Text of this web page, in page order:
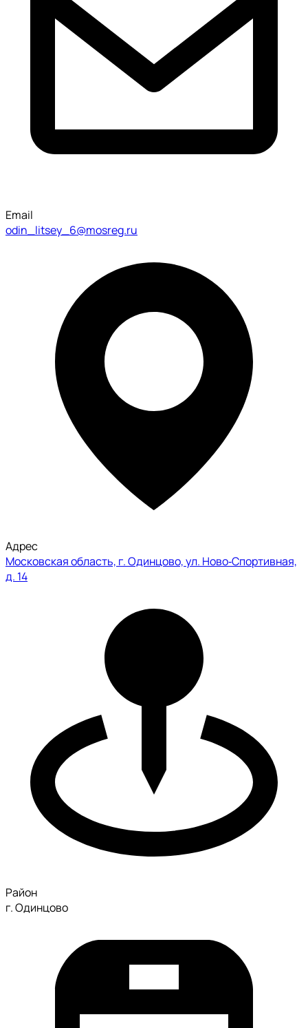
Email
odin_litsey_6@mosreg.ru
Адрес
Московская область, г. Одинцово, ул. Ново‑Спортивная,
д. 14
Район
г. Одинцово